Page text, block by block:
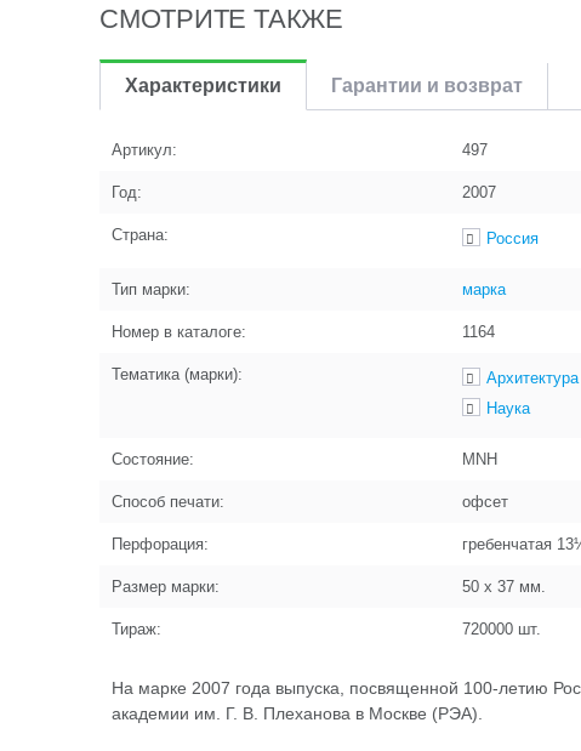
СМОТРИТЕ ТАКЖЕ
Характеристики Гарантии и возврат
Артикул: 497
Год: 2007
Страна: Россия
Тип марки: марка
Номер в каталоге: 1164
Тематика (марки):
Архитектура
Наука
Состояние: MNH
Способ печати: офсет
Перфорация: гребенчатая
Размер марки: 50 x 37 мм.
Тираж: 720000 шт.
На марке 2007 года выпуска, посвященной 100-летию
академии им. Г. В. Плеханова в Москве (РЭА).